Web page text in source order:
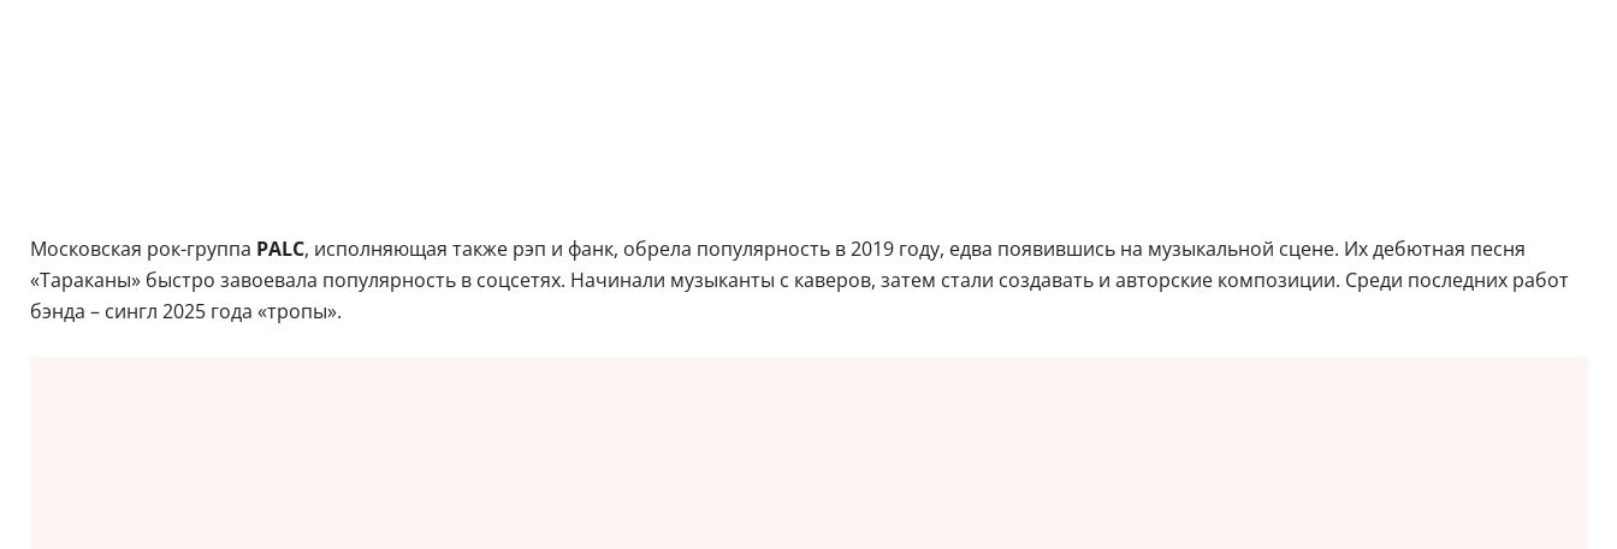
Московская рок-группа PALC, исполняющая также рэп и фанк, обрела популярность в 2019 году, едва появившись на музыкальной сцене. Их дебютная песня
«Тараканы» быстро завоевала популярность в соцсетях. Начинали музыканты с каверов, затем стали создавать и авторские композиции. Среди последних работ
бэнда – сингл 2025 года «тропы».